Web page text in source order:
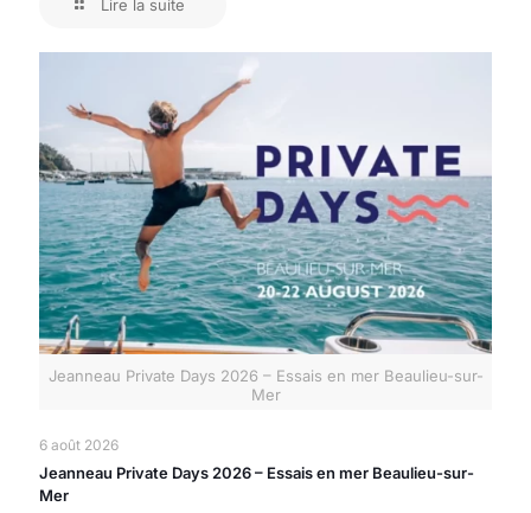
Lire la suite
Jeanneau Private Days 2026 – Essais en mer Beaulieu-sur-
Mer
6 août 2026
Jeanneau Private Days 2026 – Essais en mer Beaulieu-sur-
Mer